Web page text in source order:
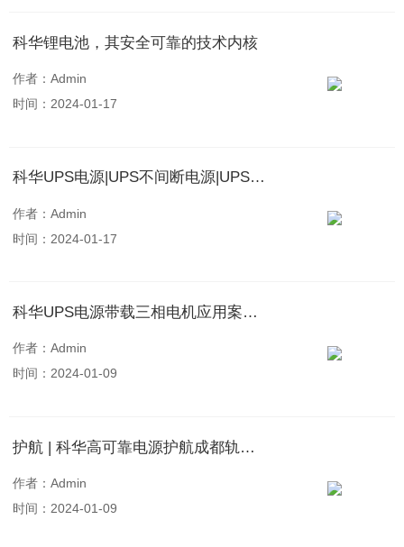
科华锂电池，其安全可靠的技术内核
作者：Admin
时间：2024-01-17
科华UPS电源|UPS不间断电源|UPS电源-官方网站
作者：Admin
时间：2024-01-17
科华UPS电源带载三相电机应用案例分析
作者：Admin
时间：2024-01-09
护航 | 科华高可靠电源护航成都轨道交通19号线二期开通运营
作者：Admin
时间：2024-01-09